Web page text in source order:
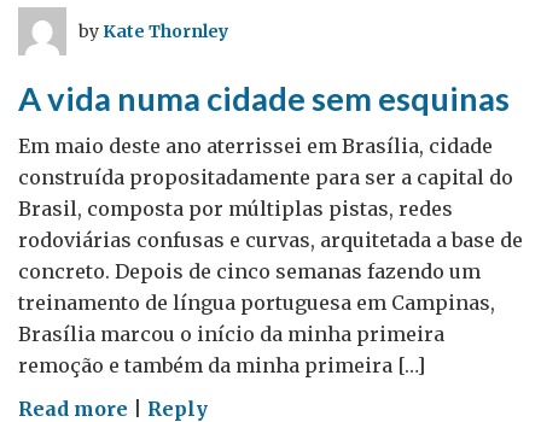
byKate Thornley
A vida numa cidade sem esquinas
Em maio deste ano aterrissei em Brasília, cidade
construída propositadamente para ser a capital do
Brasil, composta por múltiplas pistas, redes
rodoviárias confusas e curvas, arquitetada a base de
concreto. Depois de cinco semanas fazendo um
treinamento de língua portuguesa em Campinas,
Brasília marcou o início da minha primeira
remoção e também da minha primeira […]
Read more onReply